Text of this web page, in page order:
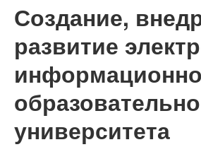
Создание,
развитие
университета